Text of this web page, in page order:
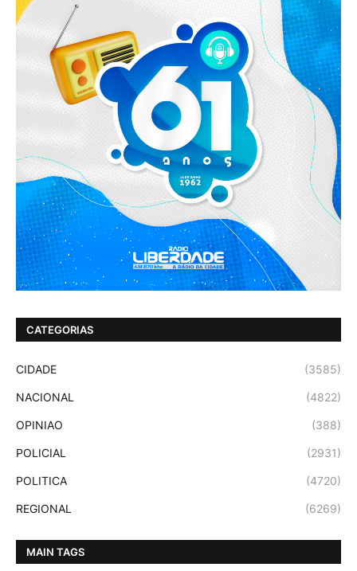
CATEGORIAS
CIDADE (3585)
NACIONAL (4822)
OPINIAO (388)
POLICIAL (2931)
POLITICA (4720)
REGIONAL (6269)
MAIN TAGS